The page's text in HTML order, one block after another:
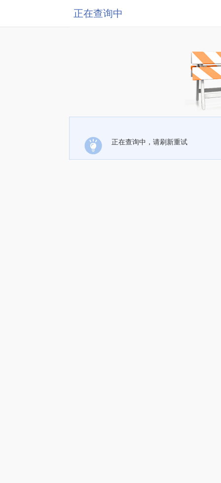
正在查询中
正在查询中，请刷新重试